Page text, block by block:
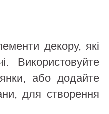
декору, які
Використовуйте
або додайте
для створення